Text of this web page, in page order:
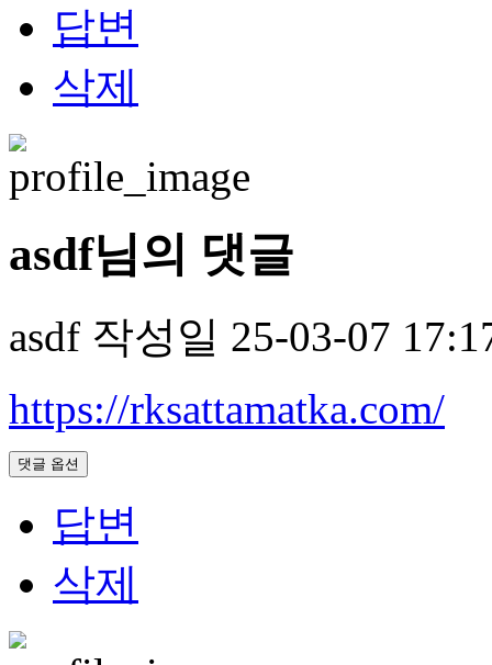
답변
삭제
asdf님의 댓글
asdf 작성일 25-03-07
https://rksattamatka.com/
댓글 옵션
답변
삭제